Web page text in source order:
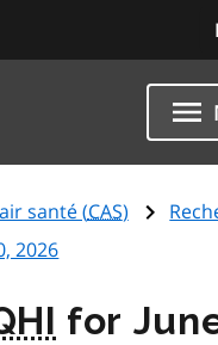
santé (CAS)
2026
for